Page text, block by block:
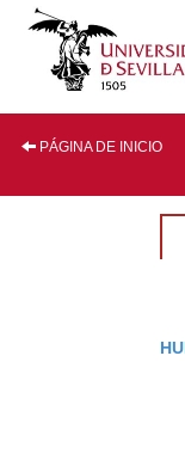
PÁGINA DE INICIO